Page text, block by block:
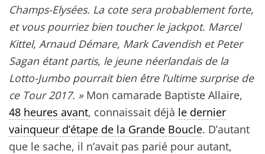
Champs-Elysées. La cote sera probablement forte,
et vous pourriez bien toucher le jackpot. Marcel
Kittel, Arnaud Démare, Mark Cavendish et Peter
Sagan étant partis, le jeune néerlandais de la
Lotto-Jumbo pourrait bien être l’ultime surprise de
ce Tour 2017. » Mon camarade Baptiste Allaire,
48 heures avant, connaissait déjà le dernier
vainqueur d’étape de la Grande Boucle. D’autant
que le sache, il n’avait pas parié pour autant,